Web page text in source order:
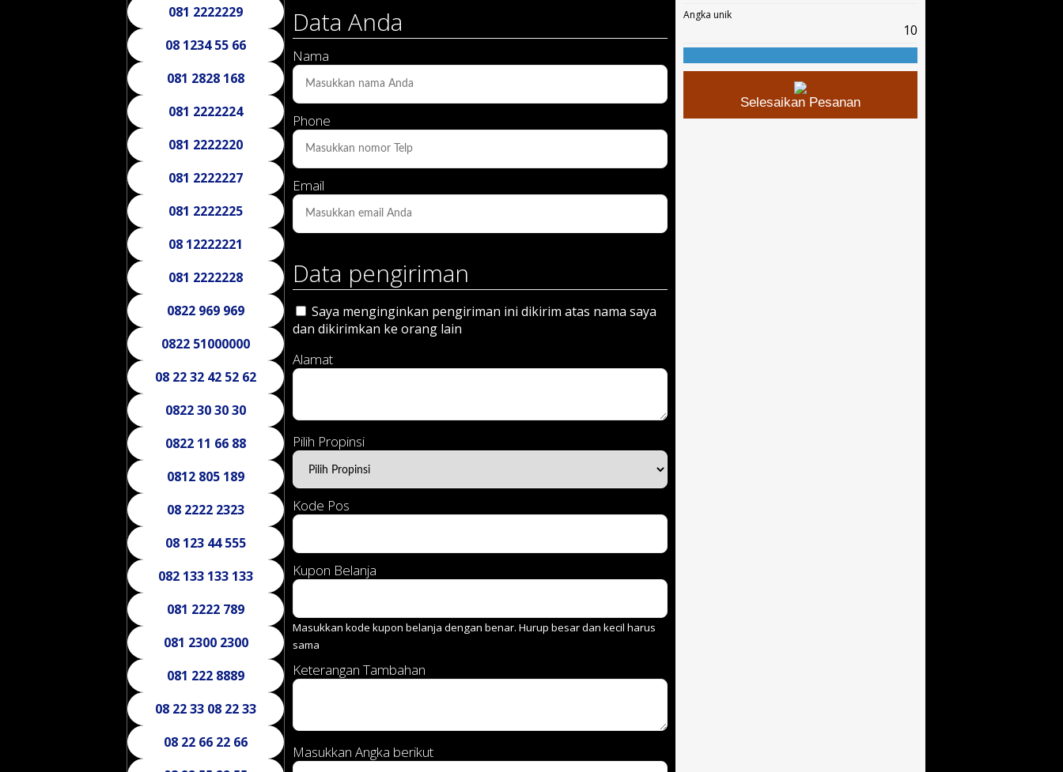
081 2222229
08 1234 55 66
081 2828 168
081 2222224
081 2222220
081 2222227
081 2222225
08 12222221
081 2222228
0822 969 969
0822 51000000
08 22 32 42 52 62
0822 30 30 30
0822 11 66 88
0812 805 189
08 2222 2323
08 123 44 555
082 133 133 133
081 2222 789
081 2300 2300
081 222 8889
08 22 33 08 22 33
08 22 66 22 66
Data Anda
Nama
Phone
Email
Data pengiriman
Saya menginginkan pengiriman ini dikirim atas nama saya
dan dikirimkan ke orang lain
Alamat
Pilih Propinsi
Kode Pos
Kupon Belanja
Masukkan kode kupon belanja dengan benar. Hurup besar dan kecil harus
sama
Keterangan Tambahan
Masukkan Angka berikut
Angka unik
10
Selesaikan Pesanan